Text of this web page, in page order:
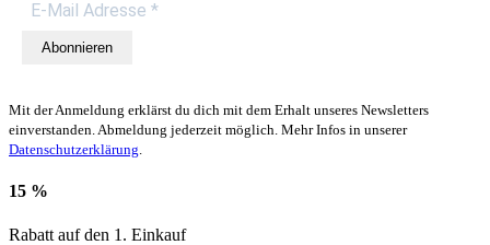
Abonnieren
Mit der Anmeldung erklärst du dich mit dem Erhalt unseres Newsletters
einverstanden. Abmeldung jederzeit möglich. Mehr Infos in unserer
Datenschutzerklärung.
15 %
Rabatt auf den 1. Einkauf